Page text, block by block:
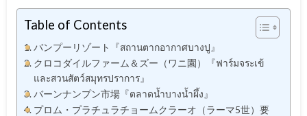
Table of Contents
バンプーリゾート『สถานตากอากาศบางปู』
クロコダイルファーム＆ズー（ワニ園）『ฟาร์มจระเข้
และสวนสัตว์สมุทรปราการ』
バーンナンプン市場『ตลาดน้ำบางน้ำผึ้ง』
プロム・プラチュラチョームクラーオ（ラーマ5世）要